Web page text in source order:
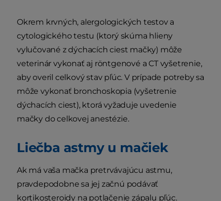
Okrem krvných, alergologických testov a
cytologického testu (ktorý skúma hlieny
vylučované z dýchacích ciest mačky) môže
veterinár vykonať aj röntgenové a CT vyšetrenie,
aby overil celkový stav pľúc. V prípade potreby sa
môže vykonať bronchoskopia (vyšetrenie
dýchacích ciest), ktorá vyžaduje uvedenie
mačky do celkovej anestézie.
Liečba astmy u mačiek
Ak má vaša mačka pretrvávajúcu astmu,
pravdepodobne sa jej začnú podávať
kortikosteroidy na potlačenie zápalu pľúc.